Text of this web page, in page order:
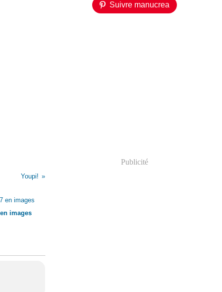
Youpi!
images
Suivre manucrea
Publicité